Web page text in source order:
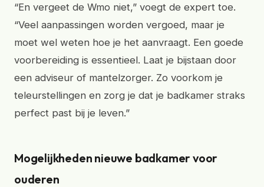
“En vergeet de Wmo niet,” voegt de expert toe.
“Veel aanpassingen worden vergoed, maar je
moet wel weten hoe je het aanvraagt. Een goede
voorbereiding is essentieel. Laat je bijstaan door
een adviseur of mantelzorger. Zo voorkom je
teleurstellingen en zorg je dat je badkamer straks
perfect past bij je leven.”
Mogelijkheden nieuwe badkamer voor
ouderen